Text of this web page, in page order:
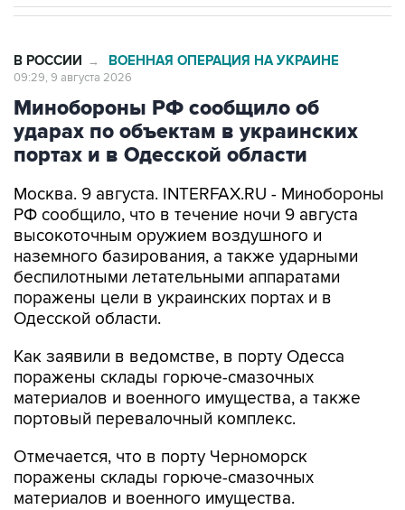
В РОССИИ → ВОЕННАЯ ОПЕРАЦИЯ НА УКРАИНЕ
09:29, 9 августа 2026
Минобороны РФ сообщило об
ударах по объектам в украинских
портах и в Одесской области
Москва. 9 августа. INTERFAX.RU - Минобороны
РФ сообщило, что в течение ночи 9 августа
высокоточным оружием воздушного и
наземного базирования, а также ударными
беспилотными летательными аппаратами
поражены цели в украинских портах и в
Одесской области.
Как заявили в ведомстве, в порту Одесса
поражены склады горюче-смазочных
материалов и военного имущества, а также
портовый перевалочный комплекс.
Отмечается, что в порту Черноморск
поражены склады горюче-смазочных
материалов и военного имущества.